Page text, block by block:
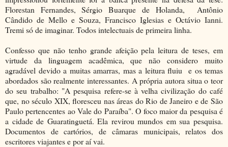
Florestan Fernandes, Sérgio Buarque de Holanda, Antônio
Cândido de Mello e Souza, Francisco Iglesias e Octávio Ianni.
Tremi só de imaginar. Todos intelectuais de primeira linha.
Confesso que não tenho grande afeição pela leitura de teses, em
virtude da linguagem acadêmica, que não considero muito
agradável devido a muitas amarras, mas a leitura fluiu e os temas
abordados são realmente interessantes. A própria autora situa o teor
do seu trabalho: "A pesquisa refere-se à velha civilização do café
que, no século XIX, floresceu nas áreas do Rio de Janeiro e de São
Paulo pertencentes ao Vale do Paraíba". O foco maior da pesquisa é
a cidade de Guaratinguetá. Ela revirou mundos em sua pesquisa.
Documentos de cartórios, de câmaras municipais, relatos dos
escritores viajantes e por aí vai.